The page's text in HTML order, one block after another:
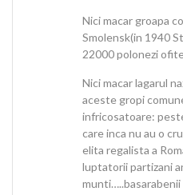
Nici macar groapa
Smolensk(in 1940
22000 polonezi
Nici macar lagarul
aceste gropi
infricosatoare:
care inca nu au o
elita regalista a
luptatorii partizani